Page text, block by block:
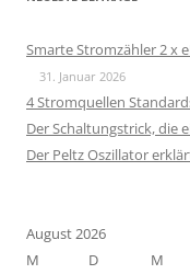
Smarte Stromzähler 2 x
31. Januar 2026
4 Stromquellen
Der Schaltungstrick, die
Der Peltz Oszillator
August 2026
M
D M